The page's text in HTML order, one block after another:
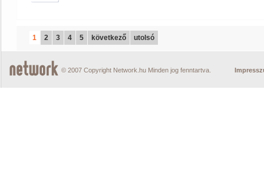
1 2 3 4 5 következő utolsó
© 2007 Copyright Network.hu Minden jog fenntartva.